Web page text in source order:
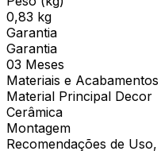
0,83 kg
Garantia
Garantia
03 Meses
Materiais e Acabamentos
Material Principal Decor
Cerâmica
Montagem
Recomendações de